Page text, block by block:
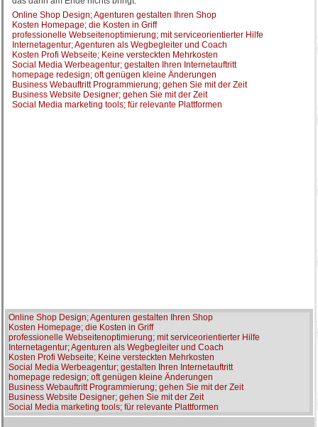
Online Shop Design; Agenturen gestalten Ihren Shop
Kosten Homepage; die Kosten in Griff
professionelle Webseitenoptimierung; mit serviceorientierter Hilfe
Internetagentur; Agenturen als Wegbegleiter und Coach
Kosten Profi Webseite; Keine versteckten Mehrkosten
Social Media Werbeagentur; gestalten Ihren Internetauftritt
homepage redesign; oft genügen kleine Änderungen
Business Webauftritt Programmierung; gehen Sie mit der Zeit
Business Website Designer; gehen Sie mit der Zeit
Social Media marketing tools; für relevante Plattformen
Online Shop Design; Agenturen gestalten Ihren Shop
Kosten Homepage; die Kosten in Griff
professionelle Webseitenoptimierung; mit serviceorientierter Hilfe
Internetagentur; Agenturen als Wegbegleiter und Coach
Kosten Profi Webseite; Keine versteckten Mehrkosten
Social Media Werbeagentur; gestalten Ihren Internetauftritt
homepage redesign; oft genügen kleine Änderungen
Business Webauftritt Programmierung; gehen Sie mit der Zeit
Business Website Designer; gehen Sie mit der Zeit
Social Media marketing tools; für relevante Plattformen